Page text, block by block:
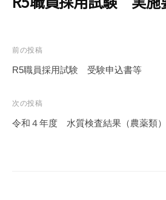
S
p
l
A
投
稿
ビ
ゲ
前の投稿
R5職員採用試験 受験申込書等
次の投稿
令和４年度 水質検査結果（農薬類）